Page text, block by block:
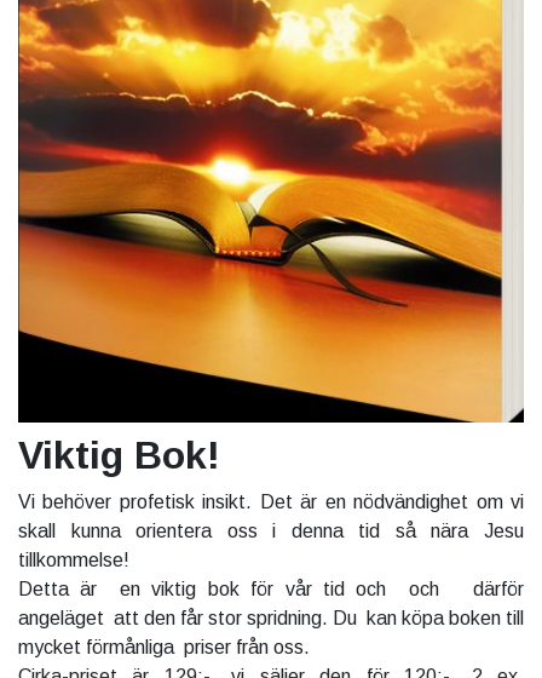
Viktig Bok!
Vi behöver profetisk insikt. Det är en nödvändighet om vi
skall kunna orientera oss i denna tid så nära Jesu
tillkommelse!
Detta är en viktig bok för vår tid och och därför
angeläget att den får stor spridning. Du kan köpa boken till
mycket förmånliga priser från oss.